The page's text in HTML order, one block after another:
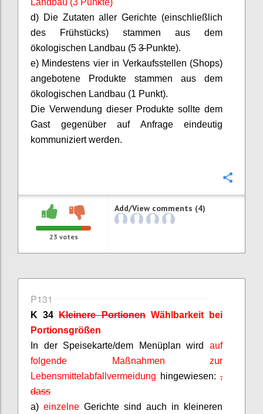
d) Die Zutaten aller Gerichte (einschließlich
des Frühstücks) stammen aus dem
ökologischen Landbau (5 3Punkte).
e) Mindestens vier in Verkaufsstellen (Shops)
angebotene Produkte stammen aus dem
ökologischen Landbau (1 Punkt).
Die Verwendung dieser Produkte sollte dem
Gast gegenüber auf Anfrage eindeutig
kommuniziert werden.
23 votes
Add/View comments (4)
P131
K 34Kleinere PortionenWählbarkeit bei
Portionsgrößen
In der Speisekarte/dem Menüplan wird auf
folgende Maßnahmen zur
Lebensmittelabfallvermeidung hingewiesen: ,
dass
a) einzelne Gerichte sind auch in kleineren